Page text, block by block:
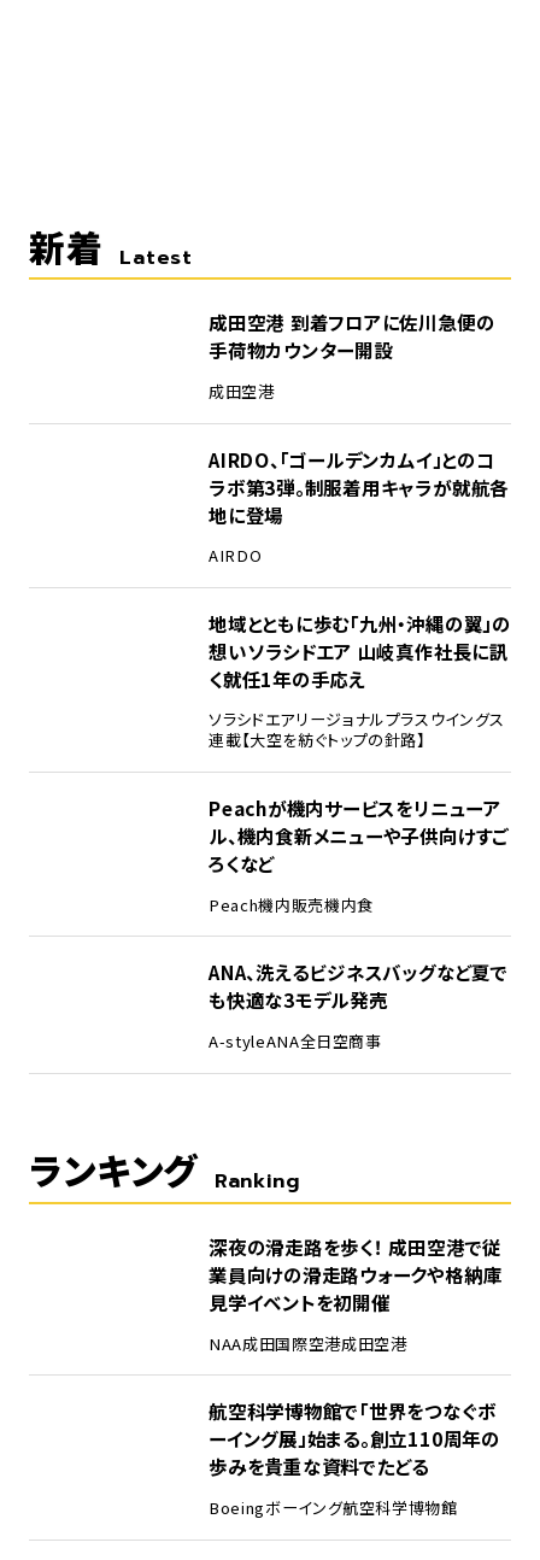
新着 Latest
成田空港 到着フロアに佐川急便の
手荷物カウンター開設
成田空港
AIRDO、「ゴールデンカムイ」とのコ
ラボ第3弾。制服着用キャラが就航各
地に登場
AIRDO
地域とともに歩む「九州・沖縄の翼」の
想い――ソラシドエア 山岐真作社長に訊
く就任1年の手応え
ソラシドエアリージョナルプラスウイングス
連載【大空を紡ぐトップの針路】
Peachが機内サービスをリニューア
ル、機内食新メニューや子供向けすご
ろくなど
Peach機内販売機内食
ANA、洗えるビジネスバッグなど夏で
も快適な3モデル発売
A-styleANA全日空商事
ランキング Ranking
深夜の滑走路を歩く！ 成田空港で従
業員向けの滑走路ウォークや格納庫
見学イベントを初開催
NAA成田国際空港成田空港
航空科学博物館で「世界をつなぐボ
ーイング展」始まる。創立110周年の
歩みを貴重な資料でたどる
Boeingボーイング航空科学博物館